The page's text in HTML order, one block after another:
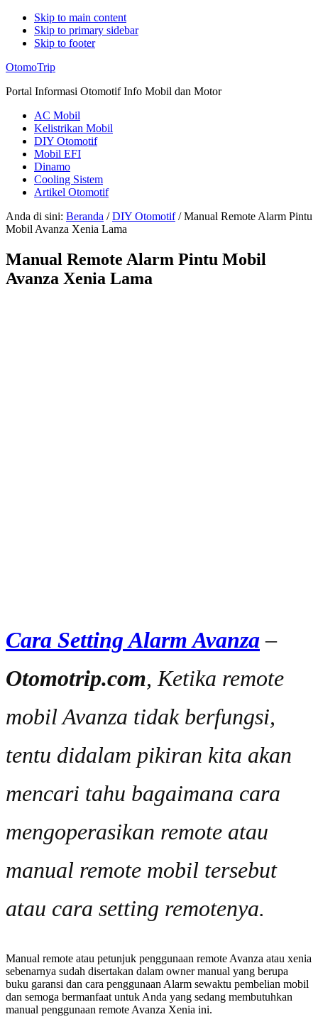
Skip to main content
Skip to primary sidebar
Skip to footer
Additional
menu
OtomoTrip
Portal Informasi Otomotif Info Mobil dan Motor
AC Mobil
Kelistrikan Mobil
DIY Otomotif
Mobil EFI
Dinamo
Cooling Sistem
Artikel Otomotif
Anda di sini: Beranda / DIY Otomotif /Manual Remote Alarm Pintu
Mobil Avanza Xenia Lama
Manual Remote Alarm Pintu Mobil
Avanza Xenia Lama
Cara Setting Alarm Avanza–
Otomotrip.com, Ketika remote
mobil Avanza tidak berfungsi,
tentu didalam pikiran kita akan
mencari tahu bagaimana cara
mengoperasikan remote atau
manual remote mobil tersebut
atau cara setting remotenya.
Manual remote atau petunjuk penggunaan remote Avanza atau xenia
sebenarnya sudah disertakan dalam owner manual yang berupa
buku garansi dan cara penggunaan Alarm sewaktu pembelian mobil
dan semoga bermanfaat untuk Anda yang sedang membutuhkan
manual penggunaan remote Avanza Xenia ini.